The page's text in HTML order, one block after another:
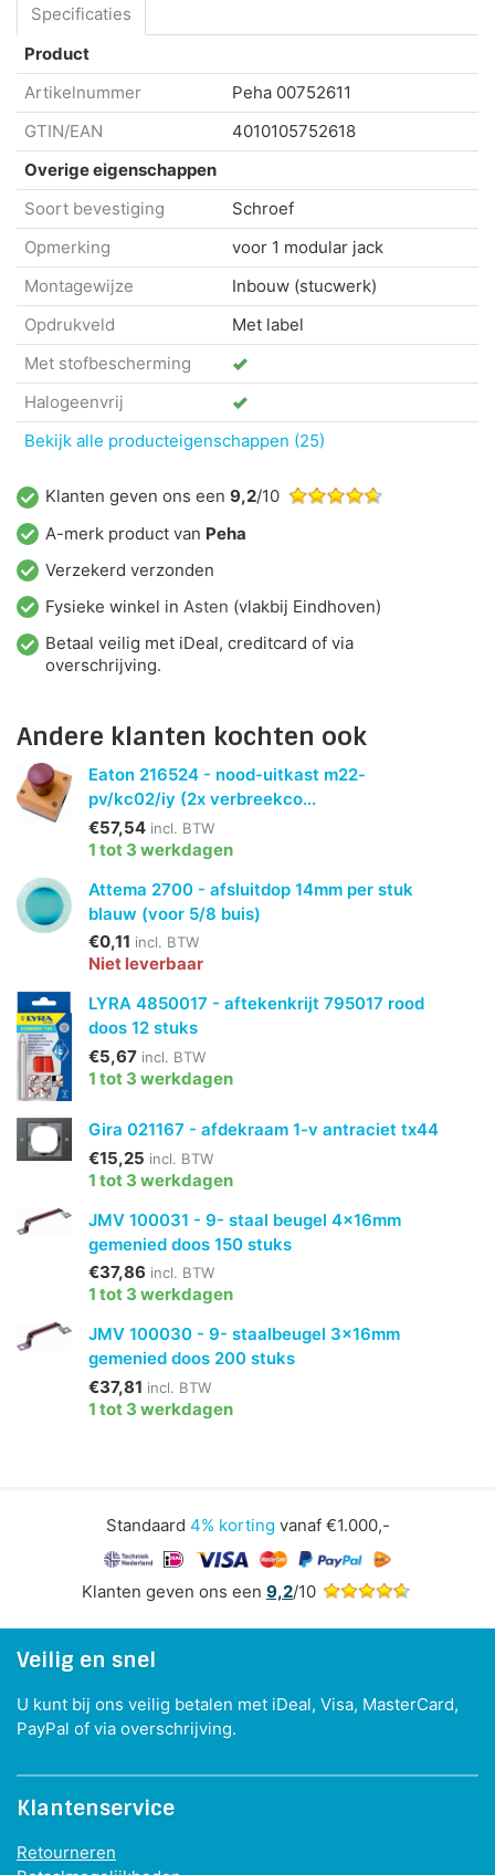
Specificaties
Product
Artikelnummer
Peha 00752611
GTIN/EAN
4010105752618
Overige eigenschappen
Soort bevestiging
Schroef
Opmerking
voor 1 modular jack
Montagewijze
Inbouw (stucwerk)
Opdrukveld
Met label
Met stofbescherming
Halogeenvrij
Bekijk alle producteigenschappen (25)
Klanten geven ons een 9,2/10
A-merk product van Peha
Verzekerd verzonden
Fysieke winkel in Asten (vlakbij Eindhoven)
Betaal veilig met iDeal, creditcard of via
overschrijving.
Andere klanten kochten ook
Eaton 216524 - nood-uitkast m22-
pv/kc02/iy (2x verbreekco...
€57,54 incl. BTW
1 tot 3 werkdagen
Attema 2700 - afsluitdop 14mm per stuk
blauw (voor 5/8 buis)
€0,11 incl. BTW
Niet leverbaar
LYRA 4850017 - aftekenkrijt 795017 rood
doos 12 stuks
€5,67 incl. BTW
1 tot 3 werkdagen
Gira 021167 - afdekraam 1-v antraciet tx44
€15,25 incl. BTW
1 tot 3 werkdagen
JMV 100031 - 9- staal beugel 4x16mm
gemenied doos 150 stuks
€37,86 incl. BTW
1 tot 3 werkdagen
JMV 100030 - 9- staalbeugel 3x16mm
gemenied doos 200 stuks
€37,81 incl. BTW
1 tot 3 werkdagen
Standaard 4% korting vanaf €1.000,-
Klanten geven ons een 9,2/10
Veilig en snel
U kunt bij ons veilig betalen met iDeal, Visa, MasterCard,
PayPal of via overschrijving.
Klantenservice
Retourneren